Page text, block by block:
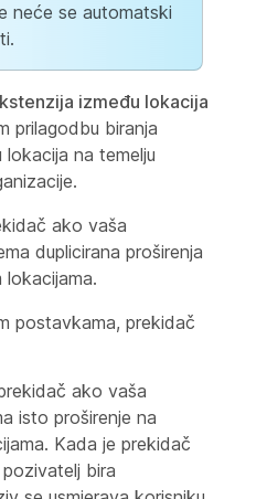
neće se automatski
između lokacija
prilagodbu biranja
na temelju
ako vaša
duplicirana proširenja
lokacijama.
postavkama, prekidač
ako vaša
isto proširenje na
Kada je prekidač
bira